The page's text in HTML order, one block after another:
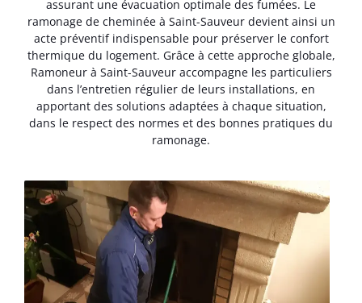
assurant une évacuation optimale des fumées. Le
ramonage de cheminée à Saint-Sauveur devient ainsi un
acte préventif indispensable pour préserver le confort
thermique du logement. Grâce à cette approche globale,
Ramoneur à Saint-Sauveur accompagne les particuliers
dans l’entretien régulier de leurs installations, en
apportant des solutions adaptées à chaque situation,
dans le respect des normes et des bonnes pratiques du
ramonage.